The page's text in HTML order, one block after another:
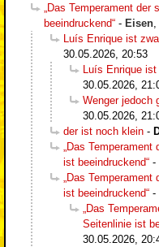
„Das Temperament der
beeindruckend“ - Eisen,
Luís Enrique ist
30.05.2026, 20:53
Luís Enrique
30.05.2026,
Wenger jedoch
30.05.2026,
der ist noch klein -
„Das Temperament
ist beeindruckend“ -
„Das Temperament
ist beeindruckend“ -
„Das
Seitenlinie ist
30.05.2026,